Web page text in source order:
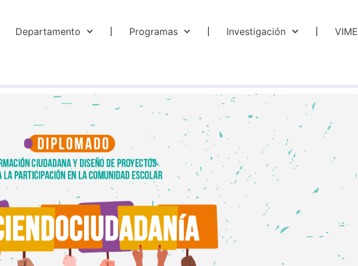
Departamento Programas Investigación VIME